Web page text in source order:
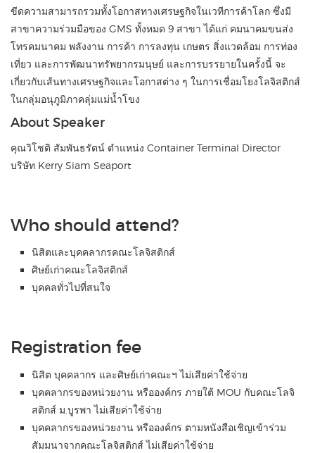
ขีดความสามารถรวมทั้งโอกาสทางเศรษฐกิจในเวทีการค้าโลก ซึ่งมี
สาขาความร่วมมือของ GMS ทั้งหมด 9 สาขา ได้แก่ คมนาคมขนส่ง
โทรคมนาคม พลังงาน การค้า การลงทุน เกษตร สิ่งแวดล้อม การท่อง
เที่ยว และการพัฒนาทรัพยากรมนุษย์ และการบรรยายในครั้งนี้ จะ
เกี่ยวกับเส้นทางเศรษฐกิจและโอกาสต่าง ๆ ในการเชื่อมโยงโลจิสติกส์
ในกลุ่มอนุภูมิภาคลุ่มแม่น้ำโขง
About Speaker
คุณวิโชติ สัมพันธรัตน์ ตำแหน่ง Container Terminal Director
บริษัท Kerry Siam Seaport
Who should attend?
นิสิตและบุคคลากรคณะโลจิสติกส์
ศิษย์เก่าคณะโลจิสติกส์
บุคคลทั่วไปที่สนใจ
Registration fee
นิสิต บุคคลากร และศิษย์เก่าคณะฯ ไม่เสียค่าใช้จ่าย
บุคคลากรของหน่วยงาน หรือองค์กร ภายใต้ MOU กับคณะโลจิ
สติกส์ ม.บูรพา ไม่เสียค่าใช้จ่าย
บุคคลากรของหน่วยงาน หรือองค์กร ตามหนังสือเชิญเข้าร่วม
สัมมนาจากคณะโลจิสติกส์ ไม่เสียค่าใช้จ่าย